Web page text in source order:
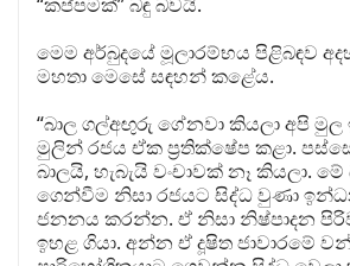
මෙම අර්බුදයේ මූලාරම්භය පිළිබඳව
මහතා මෙසේ සඳහන් කළේය.
“බාල ගල්අඟුරු ගේනවා කියලා අපි මුල
මුලින් රජය ඒක ප්‍රතික්ෂේප කළා.
බාලයි, හැබැයි වංචාවක් නෑ කියලා.
ගෙන්වීම නිසා රජයට සිද්ධ වුණා
ජනනය කරන්න. ඒ නිසා නිෂ්පාදන
ඉහළ ගියා. අන්න ඒ දූෂිත ජාවාරමේ